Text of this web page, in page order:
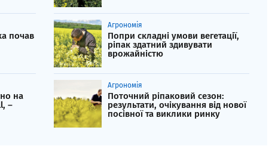
почав
на
–
Агрономія
Попри складні умови вегетації,
ріпак здатний здивувати
врожайністю
Агрономія
Поточний ріпаковий сезон:
результати, очікування від нової
посівної та виклики ринку